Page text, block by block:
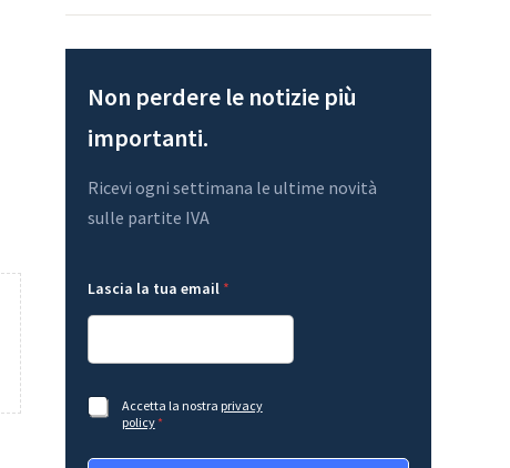
Non perdere le notizie più
importanti.
Ricevi ogni settimana le ultime novità
sulle partite IVA
c
t
z
i
n
m
*
a
s
i
Lascia la tua email *
A
c
e
Accetta la nostra privacy
policy*